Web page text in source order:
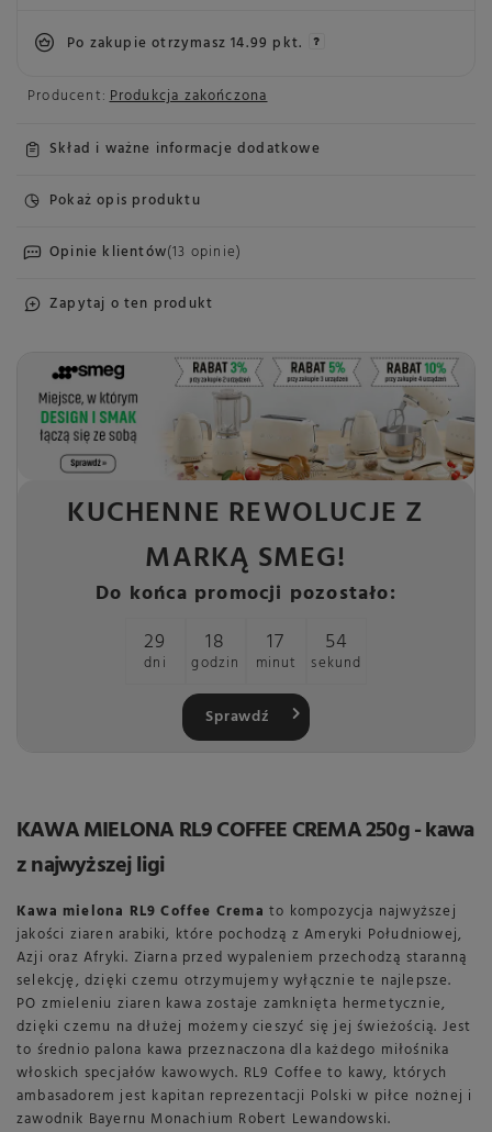
Producent: Produkcja zakończona
Skład i ważne informacje dodatkowe
Pokaż opis produktu
Opinie klientów(13 opinie)
Zapytaj o ten produkt
Po zakupie otrzymasz14.99 pkt.
KUCHENNE REWOLUCJE Z
MARKĄ SMEG!
Do końca promocji pozostało:
29
dni
18
godzin
17
minut
53
sekund
Sprawdź
KAWA MIELONA RL9 COFFEE CREMA 250g - kawa
z najwyższej ligi
Kawa mielona RL9 Coffee Crema to kompozycja najwyższej
jakości ziaren arabiki, które pochodzą z Ameryki Południowej,
Azji oraz Afryki. Ziarna przed wypaleniem przechodzą staranną
selekcję, dzięki czemu otrzymujemy wyłącznie te najlepsze.
PO zmieleniu ziaren kawa zostaje zamknięta hermetycznie,
dzięki czemu na dłużej możemy cieszyć się jej świeżością. Jest
to średnio palona kawa przeznaczona dla każdego miłośnika
włoskich specjałów kawowych. RL9 Coffee to kawy, których
ambasadorem jest kapitan reprezentacji Polski w piłce nożnej i
zawodnik Bayernu Monachium Robert Lewandowski.